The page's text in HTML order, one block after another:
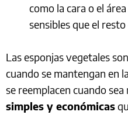
como la cara o el
sensibles que el
Las esponjas vegetales
cuando se mantengan en
se reemplacen cuando
simples y económicas